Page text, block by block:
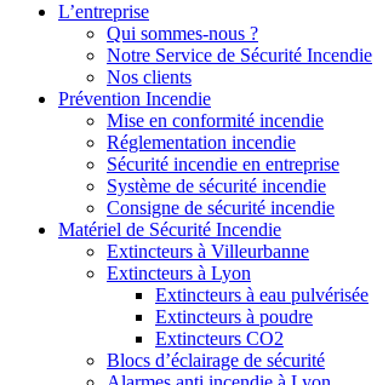
L’entreprise
Qui sommes-nous ?
Notre Service de Sécurité Incendie
Nos clients
Prévention Incendie
Mise en conformité incendie
Réglementation incendie
Sécurité incendie en entreprise
Système de sécurité incendie
Consigne de sécurité incendie
Matériel de Sécurité Incendie
Extincteurs à Villeurbanne
Extincteurs à Lyon
Extincteurs à eau pulvérisée
Extincteurs à poudre
Extincteurs CO2
Blocs d’éclairage de sécurité